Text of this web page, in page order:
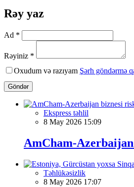
Rəy yaz
Ad *
Rəyiniz *
Oxudum və razıyam Şərh göndərmə
Göndər
Ekspress təhlil
8 May 2026 15:09
AmCham-
Təhlükəsizlik
8 May 2026 17:07